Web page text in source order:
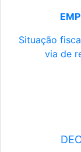
Situação
via de